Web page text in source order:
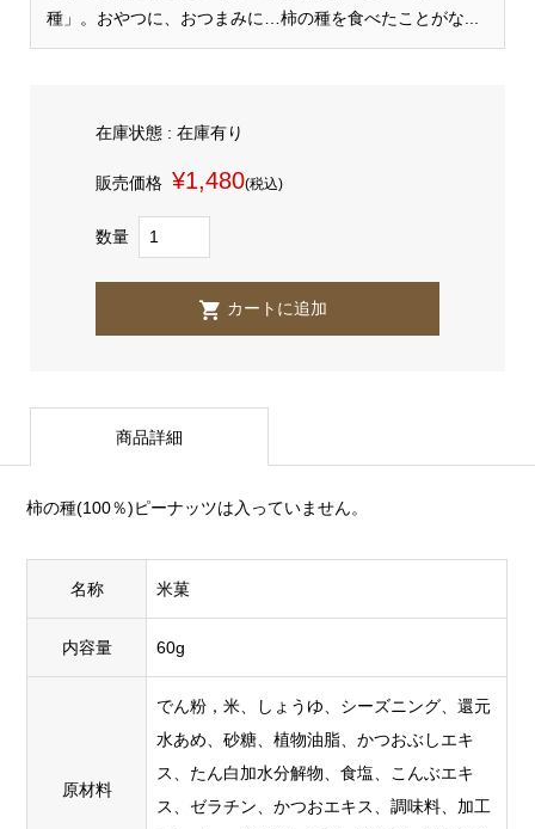
種」。おやつに、おつまみに…柿の種を食べたことがな...
在庫状態 : 在庫有り
販売価格 ¥1,480(税込)
数量
商品詳細
柿の種(100％)ピーナッツは入っていません。
名称 米菓
内容量 60g
原材料
でん粉，米、しょうゆ、シーズニング、還元
水あめ、砂糖、植物油脂、かつおぶしエキ
ス、たん白加水分解物、食塩、こんぶエキ
ス、ゼラチン、かつおエキス、調味料、加工